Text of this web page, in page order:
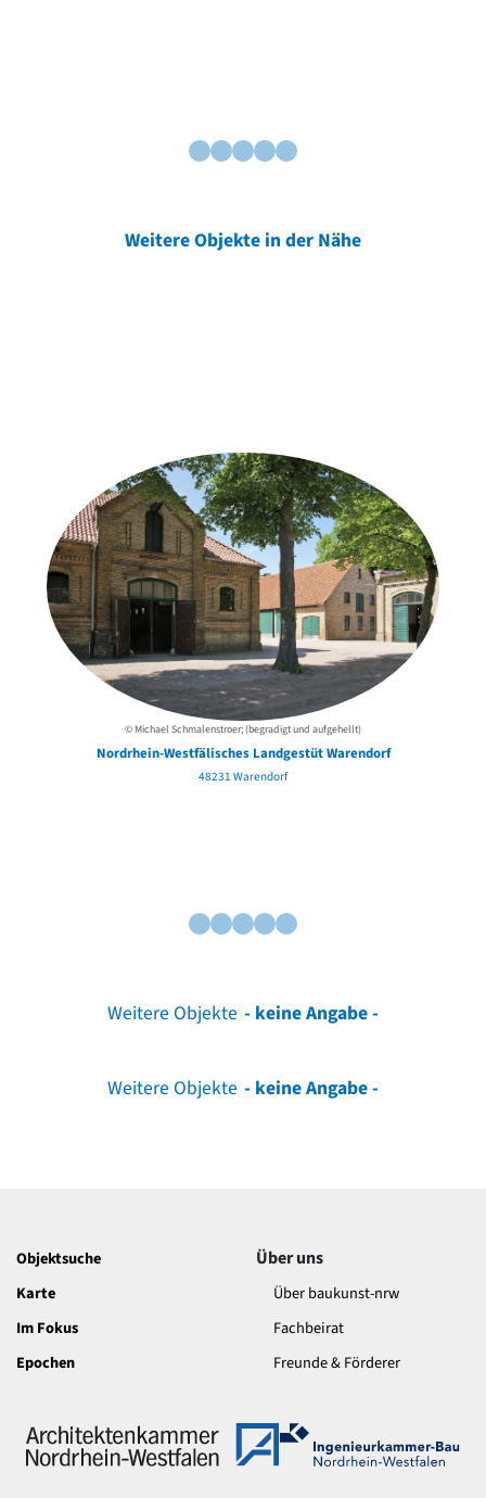
Weitere Objekte in der Nähe
© Michael Schmalenstroer; (begradigt und aufgehellt)
Nordrhein-Westfälisches Landgestüt Warendorf
48231 Warendorf
Weitere Objekte - keine Angabe -
Weitere Objekte - keine Angabe -
Objektsuche
Karte
Im Fokus
Epochen
Über uns
Über baukunst-nrw
Fachbeirat
Freunde & Förderer